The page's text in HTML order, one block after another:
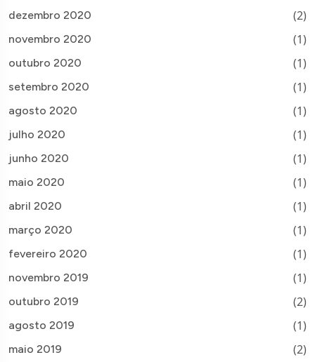
dezembro 2020 (2)
novembro 2020 (1)
outubro 2020 (1)
setembro 2020 (1)
agosto 2020 (1)
julho 2020 (1)
junho 2020 (1)
maio 2020 (1)
abril 2020 (1)
março 2020 (1)
fevereiro 2020 (1)
novembro 2019 (1)
outubro 2019 (2)
agosto 2019 (1)
maio 2019 (2)